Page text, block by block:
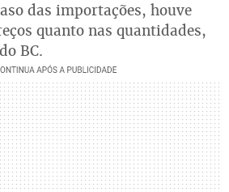
das importações, houve
quanto nas quantidades,
BC.